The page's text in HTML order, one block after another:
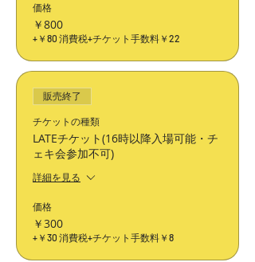
価格
￥800
+￥80 消費税+チケット手数料￥22
販売終了
チケットの種類
LATEチケット(16時以降入場可能・チ
ェキ会参加不可)
詳細を見る
価格
￥300
+￥30 消費税+チケット手数料￥8